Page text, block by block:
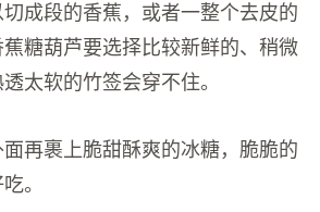
成段的香蕉，或者一整个去皮的
糖葫芦要选择比较新鲜的、稍微
太软的竹签会穿不住。
再裹上脆甜酥爽的冰糖，脆脆的
。